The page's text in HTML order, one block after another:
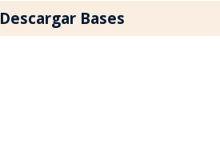
Descargar Bases